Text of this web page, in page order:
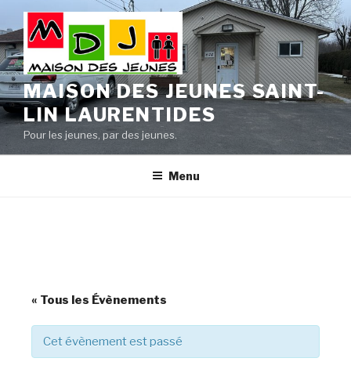
au
contenu
principal
MAISON DES JEUNES SAINT-
LIN LAURENTIDES
Pour les jeunes, par des jeunes.
Menu
« Tous les Évènements
Cet évènement est passé